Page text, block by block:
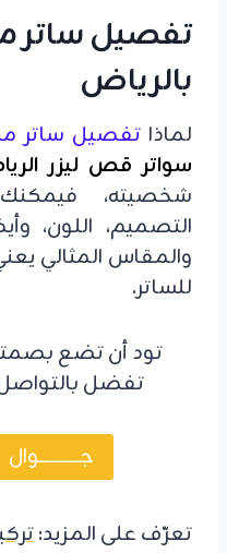
تفصيل ساتر
بالرياض
لماذا تفصيل ساتر
سواتر قص ليزر
شخصيته،
التصميم، اللون،
والمقاس المثالي
للساتر.
تود أن تضع
تفضل بالتواصل
جــــــــــــوال
تعرّف على المزيد: